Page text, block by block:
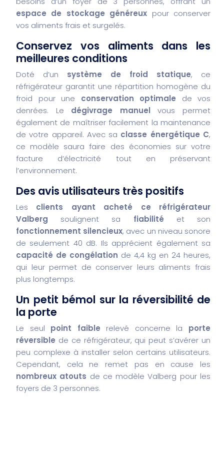
espace de stockage généreux pour conserver
vos aliments frais et surgelés.
Conservez vos aliments dans les
meilleures conditions
Doté d’un système de froid statique, ce
réfrigérateur garantit une répartition homogène du
froid pour une conservation optimale de vos
denrées. Le dégivrage manuel vous permet
également de maîtriser facilement la maintenance
de votre appareil. Avec sa classe énergétique C,
ce modèle saura faire des économies sur votre
facture d’électricité tout en préservant
l’environnement.
Des avis utilisateurs très positifs
Les clients ayant acheté ce réfrigérateur
Valberg soulignent sa fiabilité et son
fonctionnement silencieux, avec un niveau sonore
de seulement 40 dB. Ils apprécient également sa
capacité de congélation de 4,4 kg en 24 heures,
qui leur permet de conserver leurs aliments frais
plus longtemps.
Un petit bémol sur la réversibilité de
la porte
Le seul point faible relevé concerne la porte
réversible de ce réfrigérateur, qui peut s’avérer un
peu complexe à installer selon certains utilisateurs.
Cependant, cela ne remet pas en cause les
nombreux atouts de ce modèle Valberg pour les
foyers de 3 personnes.